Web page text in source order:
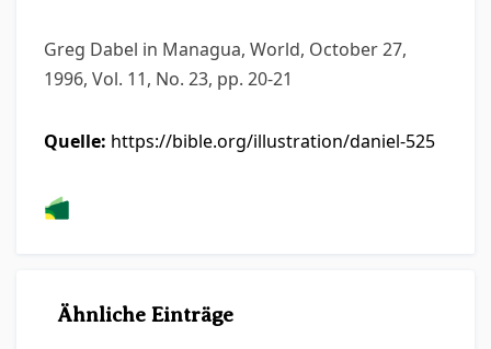
Greg Dabel in Managua, World, October 27,
1996, Vol. 11, No. 23, pp. 20-21
Quelle: https://bible.org/illustration/daniel-525
Ähnliche Einträge